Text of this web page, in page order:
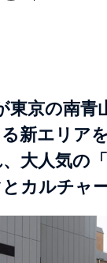
東京の南青
新エリア
大人気の
カルチャ